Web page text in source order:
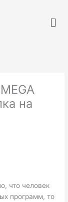
на
что человек
программ, то